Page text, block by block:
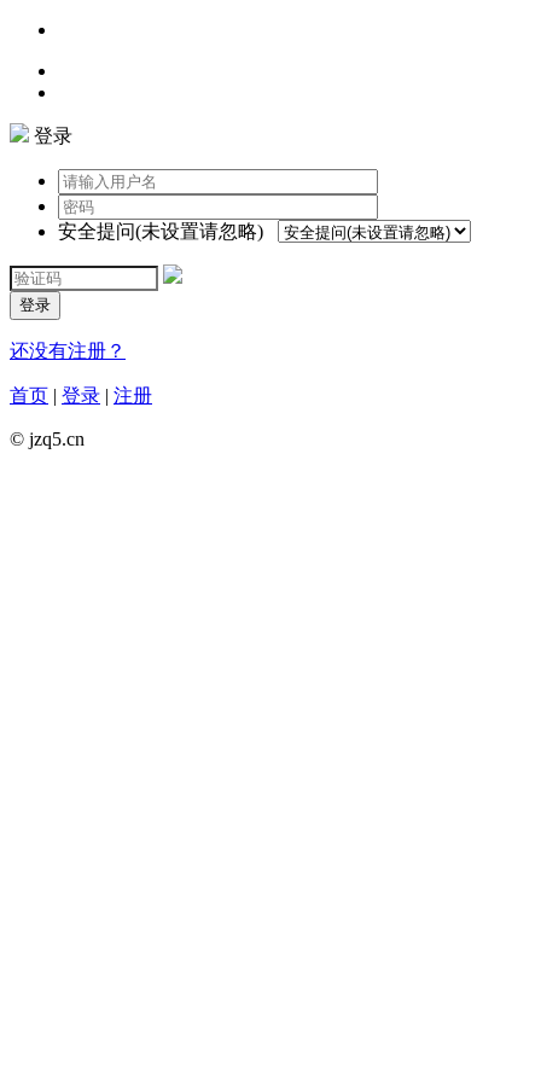
登录
安全提问(未设置请忽略)
登录
还没有注册？
首页 | 登录 | 注册
© jzq5.cn